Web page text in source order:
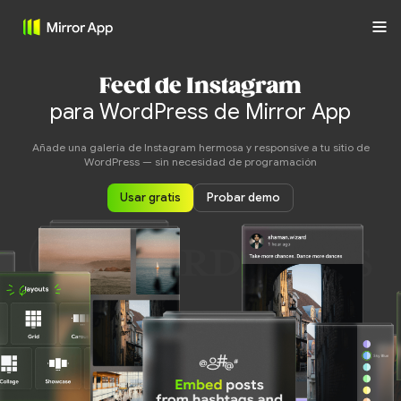
Feed de Instagram
para WordPress de Mirror App
Añade una galería de Instagram hermosa y responsive a tu sitio de
WordPress — sin necesidad de programación
Usar gratis Probar demo